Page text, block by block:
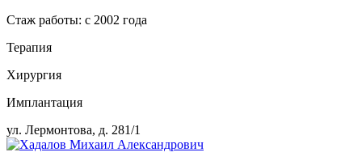
Стаж работы: с 2002 года
Терапия
Хирургия
Имплантация
ул. Лермонтова, д. 281/1